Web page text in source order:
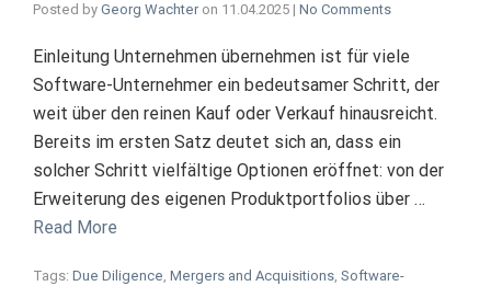
Posted by Georg Wachter on 11.04.2025 | No Comments
Einleitung Unternehmen übernehmen ist für viele
Software-Unternehmer ein bedeutsamer Schritt, der
weit über den reinen Kauf oder Verkauf hinausreicht.
Bereits im ersten Satz deutet sich an, dass ein
solcher Schritt vielfältige Optionen eröffnet: von der
Erweiterung des eigenen Produktportfolios über …
Read More
Tags: Due Diligence, Mergers and Acquisitions, Software-